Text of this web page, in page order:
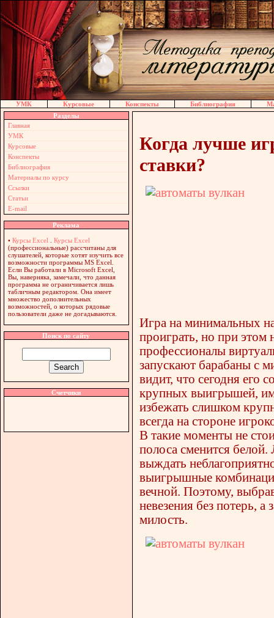
УМК Курсовые Конспекты Библиография
Разделы
Главная
УМК
Курсовые
Конспекты
Библиография
Материалы по курсу
Ссылки
Статьи
E-mail
Реклама
• Курсы Excel
Курсы Excel
(профессиональные) рассчитаны для
слушателей, которые хотят изучить все
возможности программы MS Excel.
Если Вы работали в Microsoft Excel,
Вы, наверняка, замечали, что данная
программа не ограничивается лишь
табличным редактором. Она имеет
множество дополнительных
возможностей, о которых рядовые
пользователи даже не догадываются.
Поиск по сайту
Счетчики
Когда лучше
ставки?
Игра на минимальных
проиграть, но при
профессионалы
запускают барабаны с
видит, что сегодня его
крупных выигрышей,
избежать слишком
всегда на стороне
В такие моменты не
полоса сменится
выждать
выигрышные
вечной. Поэтому,
невезения без потерь,
милость.